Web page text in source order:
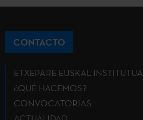
CONTACTO
ETXEPARE EUSKAL INSTITUTUA
¿QUÉ HACEMOS?
CONVOCATORIAS